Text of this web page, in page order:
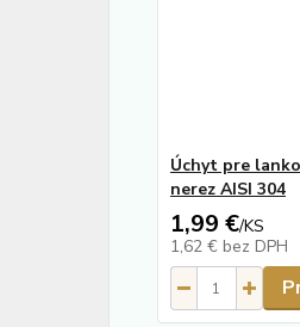
Úchyt pre
nerez AISI 304
1,99 €/KS
1,62 € bez DPH